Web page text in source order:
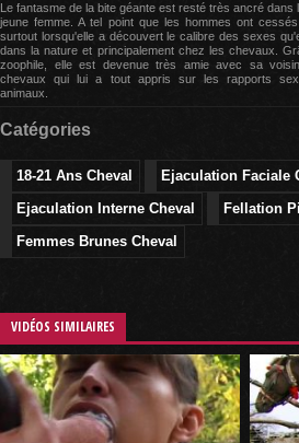
Le fantasme de la bite géante est resté très ancré dans
jeune femme. A tel point que les hommes ont cessés
surtout lorsqu'elle a découvert le calibre des sexes
dans la nature et principalement chez les chevaux.
zoophile, elle est devenue très amie avec sa
chevaux qui lui a tout appris sur les rapports
animaux.
Catégories
18-21 Ans Cheval
Ejaculation Faciale
Ejaculation Interne Cheval
Fellation
Femmes Brunes Cheval
VIDÉOS SIMILAIRES